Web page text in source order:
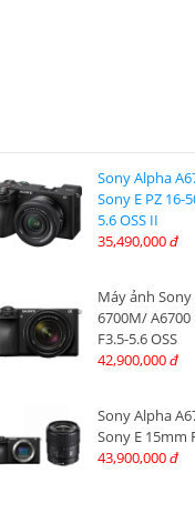
Sony Alpha
Sony E PZ 16-
5.6 OSS II
35,490,000 đ
Máy ảnh Sony
6700M/
F3.5-5.6 OSS
42,900,000 đ
Sony Alpha
Sony E 15mm
43,900,000 đ